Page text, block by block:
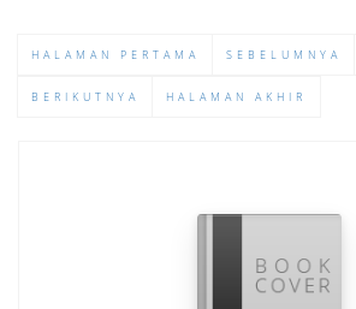
HALAMAN PERTAMA SEBELUMNYA
BERIKUTNYA HALAMAN AKHIR